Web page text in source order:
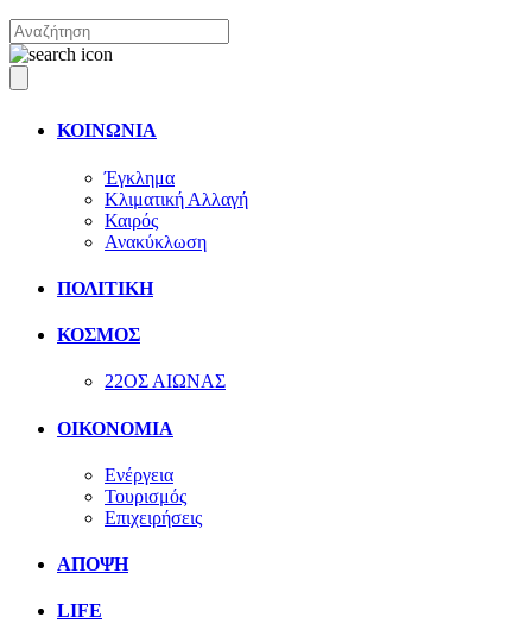
ΚΟΙΝΩΝΙΑ
Έγκλημα
Κλιματική Αλλαγή
Καιρός
Ανακύκλωση
ΠΟΛΙΤΙΚΗ
ΚΟΣΜΟΣ
22ΟΣ ΑΙΩΝΑΣ
ΟΙΚΟΝΟΜΙΑ
Ενέργεια
Τουρισμός
Επιχειρήσεις
ΑΠΟΨΗ
LIFE